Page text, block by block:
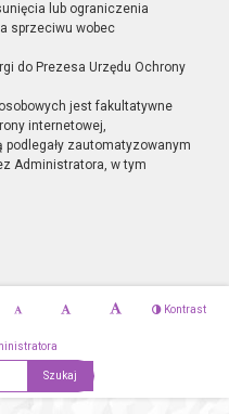
lub ograniczenia
sprzeciwu wobec
do Prezesa Urzędu Ochrony
jest fakultatywne
internetowej,
podlegały zautomatyzowanym
Administratora, w tym
Kontrast